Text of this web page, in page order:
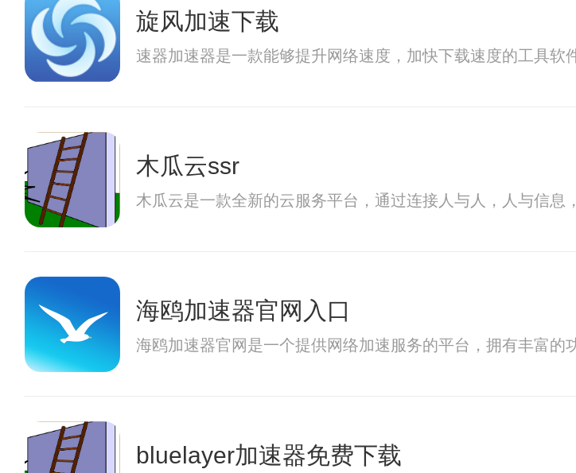
旋风加速下载
速器加速器是一款能够提升网络速度，加快下载速度的工具软
木瓜云ssr
木瓜云是一款全新的云服务平台，通过连接人与人，人与信息
海鸥加速器官网入口
海鸥加速器官网是一个提供网络加速服务的平台，拥有丰富
bluelayer加速器免费下载